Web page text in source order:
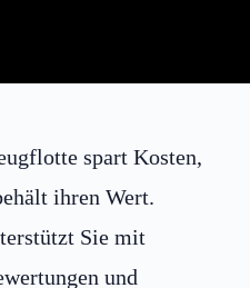
spart Kosten,
ihren Wert.
Sie mit
und